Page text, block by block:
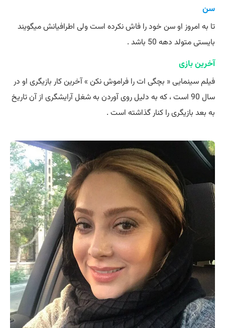
سن
تا به امروز او سن خود را فاش نکرده است ولی اطرافیانش میگویند
بایستی متولد دهه 50 باشد .
آخرین بازی
فیلم سینمایی « بچگی ات را فراموش نکن » آخرین کار بازیگری او در
سال 90 است ، که به دلیل روی آوردن به شغل آرایشگری از آن تاریخ
به بعد بازیگری را کنار گذاشته است .